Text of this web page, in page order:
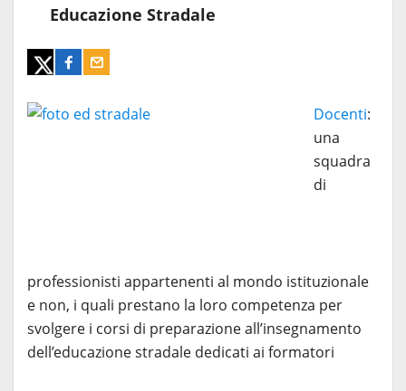
Educazione Stradale
Docenti:
una
squadra
di
professionisti appartenenti al mondo istituzionale
e non, i quali prestano la loro competenza per
svolgere i corsi di preparazione all’insegnamento
dell’educazione stradale dedicati ai formatori